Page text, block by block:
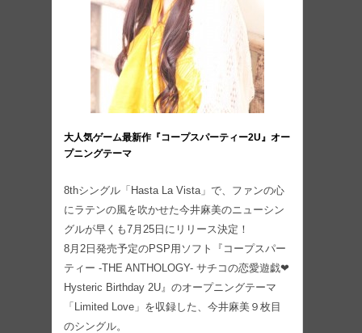
大人気ゲーム最新作『コープスパーティー2U』オー
プニングテーマ
8thシングル「Hasta La Vista」で、ファンの心
にラテンの風を吹かせた今井麻美のニューシン
グルが早くも7月25日にリリース決定！
8月2日発売予定のPSP用ソフト『コープスパー
ティー -THE ANTHOLOGY- サチコの恋愛遊戯❤
Hysteric Birthday 2U』のオープニングテーマ
「Limited Love」を収録した、今井麻美９枚目
のシングル。